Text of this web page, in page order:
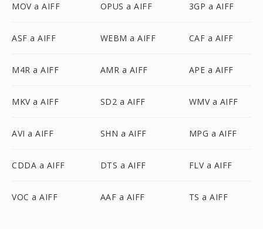
MOV a AIFF OPUS a AIFF 3GP a AIFF
ASF a AIFF WEBM a AIFF CAF a AIFF
M4R a AIFF AMR a AIFF APE a AIFF
MKV a AIFF SD2 a AIFF WMV a AIFF
AVI a AIFF SHN a AIFF MPG a AIFF
CDDA a AIFF DTS a AIFF FLV a AIFF
VOC a AIFF AAF a AIFF TS a AIFF